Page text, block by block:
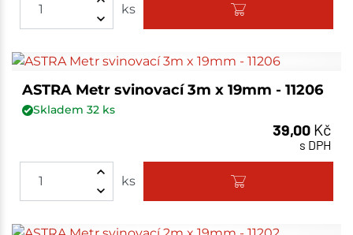
ks
ASTRA Metr svinovací 3m x 19mm - 11206
Skladem 32ks
39,00 Kč
s DPH
ks